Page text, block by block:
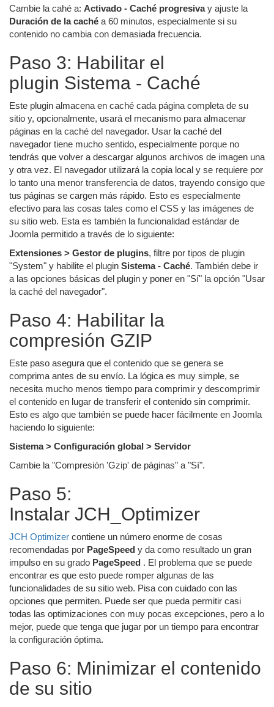
Cambie la cahé a: Activado - Caché progresivay ajuste la
Duración de la caché a 60 minutos, especialmente si su
contenido no cambia con demasiada frecuencia.
Paso 3: Habilitar el
plugin Sistema - Caché
Este plugin almacena en caché cada página completa de su
sitio y, opcionalmente, usará el mecanismo para almacenar
páginas en la caché del navegador. Usar la caché del
navegador tiene mucho sentido, especialmente porque no
tendrás que volver a descargar algunos archivos de imagen una
y otra vez. El navegador utilizará la copia local y se requiere por
lo tanto una menor transferencia de datos, trayendo consigo que
tus páginas se cargen más rápido. Esto es especialmente
efectivo para las cosas tales como el CSS y las imágenes de
su sitio web. Esta es también la funcionalidad estándar de
Joomla permitido a través de lo siguiente:
Extensiones > Gestor de plugins, filtre por tipos de plugin
"System" y habilite el plugin Sistema - Caché. También debe ir
a las opciones básicas del plugin y poner en "Sí" la opción "Usar
la caché del navegador".
Paso 4: Habilitar la
compresión GZIP
Este paso asegura que el contenido que se genera se
comprima antes de su envío. La lógica es muy simple, se
necesita mucho menos tiempo para comprimir y descomprimir
el contenido en lugar de transferir el contenido sin comprimir.
Esto es algo que también se puede hacer fácilmente en Joomla
haciendo lo siguiente:
Sistema > Configuración global > Servidor
Cambie la "Compresión 'Gzip' de páginas" a "Sí".
Paso 5:
Instalar JCH_Optimizer
JCH Optimizer contiene un número enorme de cosas
recomendadas por PageSpeed ​​y da como resultado un gran
impulso en su grado PageSpeed ​ ​. El problema que se puede
encontrar es que esto puede romper algunas de las
funcionalidades de su sitio web. Pisa con cuidado con las
opciones que permiten. Puede ser que pueda permitir casi
todas las optimizaciones con muy pocas excepciones, pero a lo
mejor, puede que tenga que jugar por un tiempo para encontrar
la configuración óptima.
Paso 6: Minimizar el contenido
de su sitio